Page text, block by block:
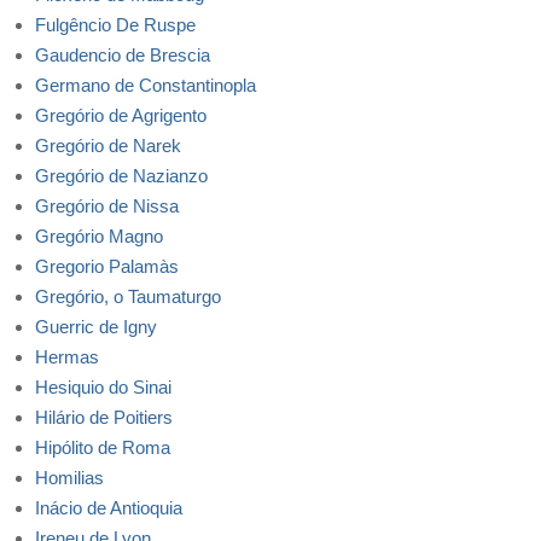
Fulgêncio De Ruspe
Gaudencio de Brescia
Germano de Constantinopla
Gregório de Agrigento
Gregório de Narek
Gregório de Nazianzo
Gregório de Nissa
Gregório Magno
Gregorio Palamàs
Gregório, o Taumaturgo
Guerric de Igny
Hermas
Hesiquio do Sinai
Hilário de Poitiers
Hipólito de Roma
Homilias
Inácio de Antioquia